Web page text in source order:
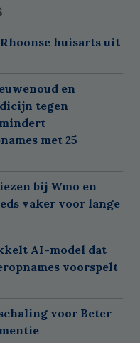
huisarts uit
en
tegen
met 25
bij Wmo en
vaker voor lange
AI-model dat
voorspelt
voor Beter